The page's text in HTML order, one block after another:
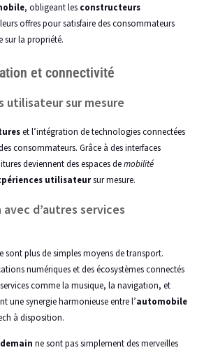
, obligeant les constructeurs
offres pour satisfaire des consommateurs
sur la propriété.
et connectivité
utilisateur sur mesure
et l’intégration de technologies connectées
consommateurs. Grâce à des interfaces
deviennent des espaces demobilité
utilisateursur mesure.
d’autres services
sont plus de simples moyens de transport.
numériques et des écosystèmes connectés
comme la musique, la navigation, et
une synergie harmonieuse entre l’automobile
à disposition.
ne sont pas simplement des merveilles